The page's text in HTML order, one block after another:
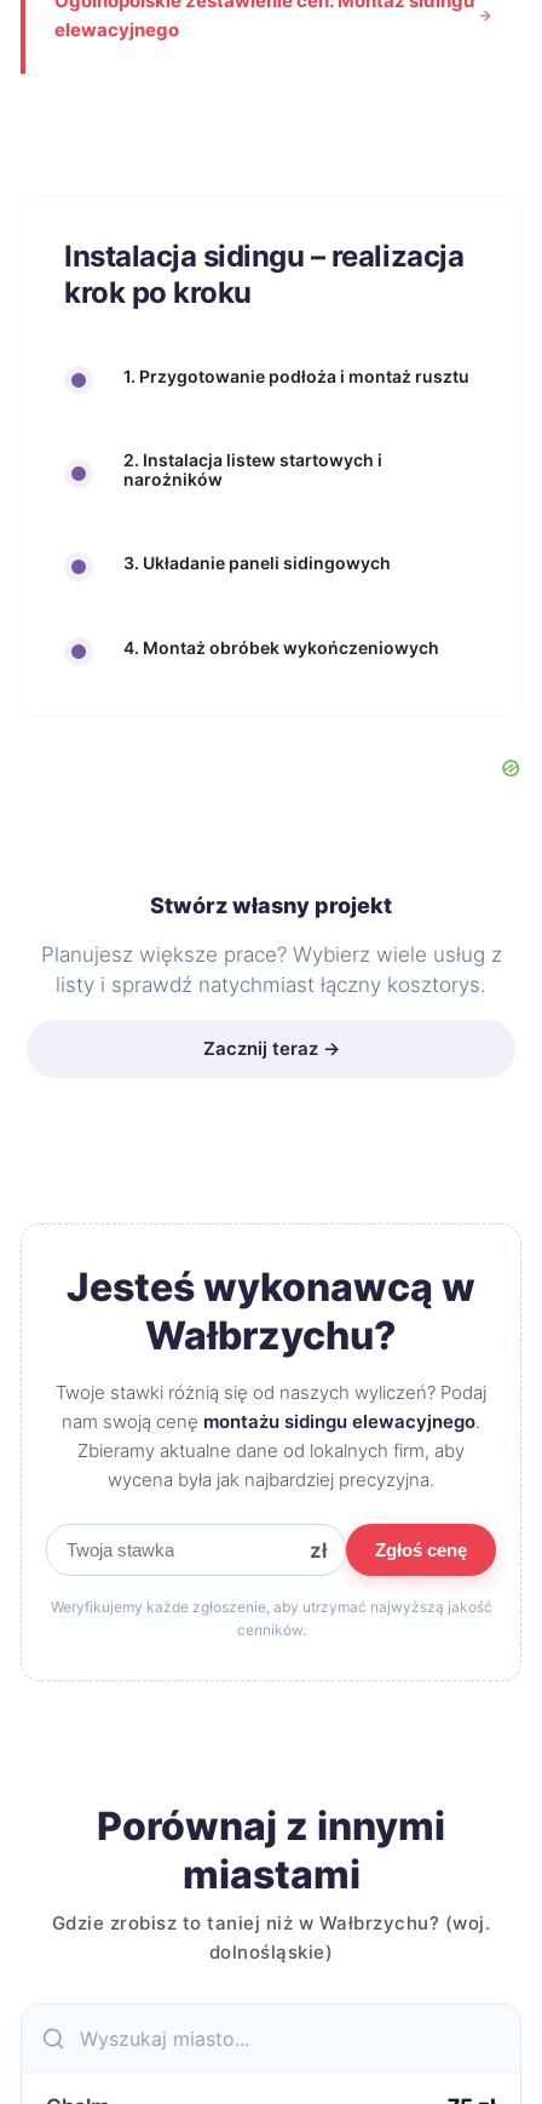
elewacyjnego
Instalacja sidingu – realizacja
krok po kroku
1. Przygotowanie podłoża i montaż rusztu
2. Instalacja listew startowych i
narożników
3. Układanie paneli sidingowych
4. Montaż obróbek wykończeniowych
Stwórz własny projekt
Planujesz większe prace? Wybierz wiele usług z
listy i sprawdź natychmiast łączny kosztorys.
Zacznij teraz →
Jesteś wykonawcą w
Wałbrzychu?
Twoje stawki różnią się od naszych wyliczeń? Podaj
nam swoją cenę montażu sidingu elewacyjnego.
Zbieramy aktualne dane od lokalnych firm, aby
wycena była jak najbardziej precyzyjna.
zł Zgłoś cenę
Weryfikujemy każde zgłoszenie, aby utrzymać najwyższą jakość
cenników.
Porównaj z innymi
miastami
Gdzie zrobisz to taniej niż w Wałbrzychu? (woj.
dolnośląskie)